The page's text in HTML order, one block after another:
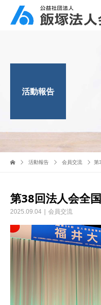
活動報告
活動報告 会員交流 第
第38回法人会全
2025.09.04 会員交流